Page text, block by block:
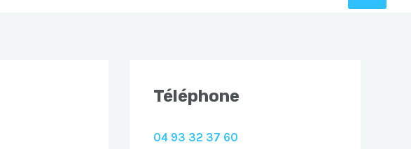
Téléphone
04 93 32 37 60